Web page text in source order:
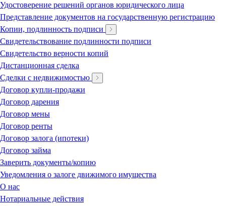
Удостоверение решений органов юридического лица
Представление документов на государственную регистрацию
Копии, подлинность подписи
Свидетельствование подлинности подписи
Свидетельство верности копий
Дистанционная сделка
Сделки с недвижимостью
Договор купли-продажи
Договор дарения
Договор мены
Договор ренты
Договор залога (ипотеки)
Договор займа
Заверить документы/копию
Уведомления о залоге движимого имущества
О нас
Нотариальные действия